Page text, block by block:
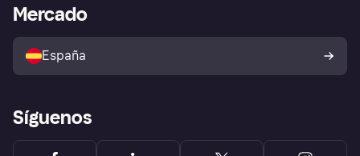
Directorio de tiendas
Política de protección al
comprador de Klarna
Reclamaciones
Acceso empresas
Mercado
España
Síguenos